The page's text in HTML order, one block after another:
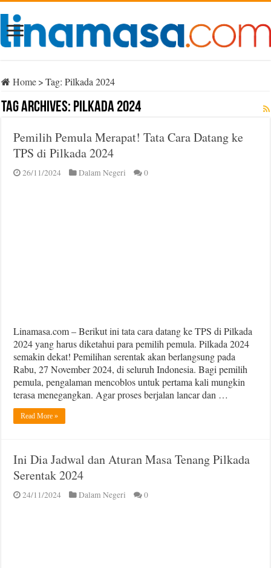
Home> Tag:Pilkada 2024
Tag Archives: Pilkada 2024
Pemilih Pemula Merapat! Tata Cara Datang ke
TPS di Pilkada 2024
26/11/2024 Dalam Negeri 0
Linamasa.com – Berikut ini tata cara datang ke TPS di Pilkada
2024 yang harus diketahui para pemilih pemula. Pilkada 2024
semakin dekat! Pemilihan serentak akan berlangsung pada
Rabu, 27 November 2024, di seluruh Indonesia. Bagi pemilih
pemula, pengalaman mencoblos untuk pertama kali mungkin
terasa menegangkan. Agar proses berjalan lancar dan …
Read More »
Ini Dia Jadwal dan Aturan Masa Tenang Pilkada
Serentak 2024
24/11/2024 Dalam Negeri 0